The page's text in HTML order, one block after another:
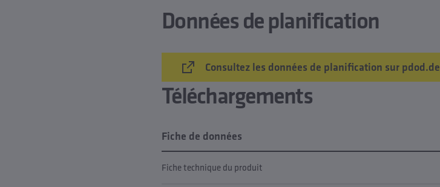
Données de planification
Consultez les données de planification sur pdod.de
Téléchargements
Fiche de données
Fiche technique du produit